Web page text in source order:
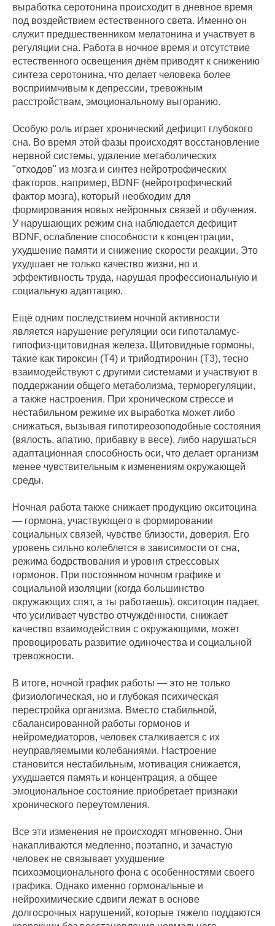
выработка серотонина происходит в дневное время
под воздействием естественного света. Именно он
служит предшественником мелатонина и участвует в
регуляции сна. Работа в ночное время и отсутствие
естественного освещения днём приводят к снижению
синтеза серотонина, что делает человека более
восприимчивым к депрессии, тревожным
расстройствам, эмоциональному выгоранию.
Особую роль играет хронический дефицит глубокого
сна. Во время этой фазы происходят восстановление
нервной системы, удаление метаболических
"отходов" из мозга и синтез нейротрофических
факторов, например, BDNF (нейротрофический
фактор мозга), который необходим для
формирования новых нейронных связей и обучения.
У нарушающих режим сна наблюдается дефицит
BDNF, ослабление способности к концентрации,
ухудшение памяти и снижение скорости реакции. Это
ухудшает не только качество жизни, но и
эффективность труда, нарушая профессиональную и
социальную адаптацию.
Ещё одним последствием ночной активности
является нарушение регуляции оси гипоталамус-
гипофиз-щитовидная железа. Щитовидные гормоны,
такие как тироксин (Т4) и трийодтиронин (Т3), тесно
взаимодействуют с другими системами и участвуют в
поддержании общего метаболизма, терморегуляции,
а также настроения. При хроническом стрессе и
нестабильном режиме их выработка может либо
снижаться, вызывая гипотиреозоподобные состояния
(вялость, апатию, прибавку в весе), либо нарушаться
адаптационная способность оси, что делает организм
менее чувствительным к изменениям окружающей
среды.
Ночная работа также снижает продукцию окситоцина
— гормона, участвующего в формировании
социальных связей, чувстве близости, доверия. Его
уровень сильно колеблется в зависимости от сна,
режима бодрствования и уровня стрессовых
гормонов. При постоянном ночном графике и
социальной изоляции (когда большинство
окружающих спят, а ты работаешь), окситоцин падает,
что усиливает чувство отчуждённости, снижает
качество взаимодействия с окружающими, может
провоцировать развитие одиночества и социальной
тревожности.
В итоге, ночной график работы — это не только
физиологическая, но и глубокая психическая
перестройка организма. Вместо стабильной,
сбалансированной работы гормонов и
нейромедиаторов, человек сталкивается с их
неуправляемыми колебаниями. Настроение
становится нестабильным, мотивация снижается,
ухудшается память и концентрация, а общее
эмоциональное состояние приобретает признаки
хронического переутомления.
Все эти изменения не происходят мгновенно. Они
накапливаются медленно, поэтапно, и зачастую
человек не связывает ухудшение
психоэмоционального фона с особенностями своего
графика. Однако именно гормональные и
нейрохимические сдвиги лежат в основе
долгосрочных нарушений, которые тяжело поддаются